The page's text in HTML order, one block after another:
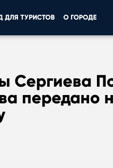
ДЛЯ ТУРИСТОВ О ГОРОДЕ
Сергиева
передано